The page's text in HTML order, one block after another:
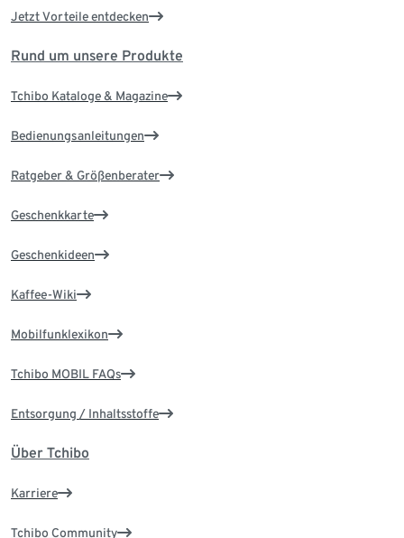
Jetzt Vorteile entdecken
Rund um unsere Produkte
Tchibo Kataloge & Magazine
Bedienungsanleitungen
Ratgeber & Größenberater
Geschenkkarte
Geschenkideen
Kaffee-Wiki
Mobilfunklexikon
Tchibo MOBIL FAQs
Entsorgung / Inhaltsstoffe
Über Tchibo
Karriere
Tchibo Community